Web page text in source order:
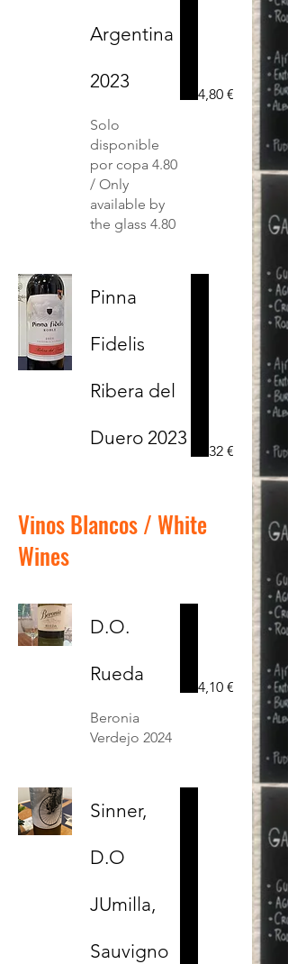
Argentina
2023
Solo
disponible
por copa 4.80
/ Only
available by
4,80 €
Pinna
Fidelis
Ribera del
Duero 2023
32 €
Vinos Blancos / White
Wines
D.O.
Rueda
Beronia
4,10 €
Sinner,
D.O
JUmilla,
Sauvigno